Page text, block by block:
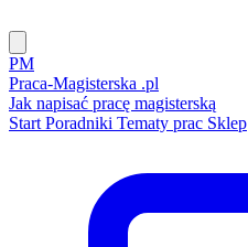
PM
Praca-Magisterska .pl
Jak napisać pracę magisterską
Start Poradniki Tematy prac Sklep